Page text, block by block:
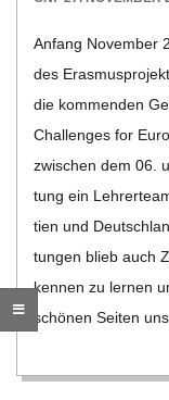
O
R
E
-
G
O
L
Anfang Novem­ber
des
die kom­men­den
Chal­lenges for
zwi­schen dem 06.
tung ein
tien und
tun­gen blieb auch
ken­nen zu ler­nen
schö­nen Sei­ten